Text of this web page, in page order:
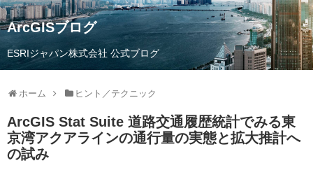
ArcGISブログ
ESRIジャパン株式会社 公式ブログ
ホーム ヒント／テクニック
ArcGIS Stat Suite 道路交通履歴統計でみる東
京湾アクアラインの通行量の実態と拡大推計へ
の試み